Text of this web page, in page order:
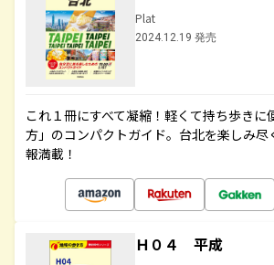
Plat
2024.12.19 発売
これ１冊にすべて凝縮！軽くて持ち歩きに
方」のコンパクトガイド。台北を楽しみ尽
報満載！
Ｈ０４ 平成